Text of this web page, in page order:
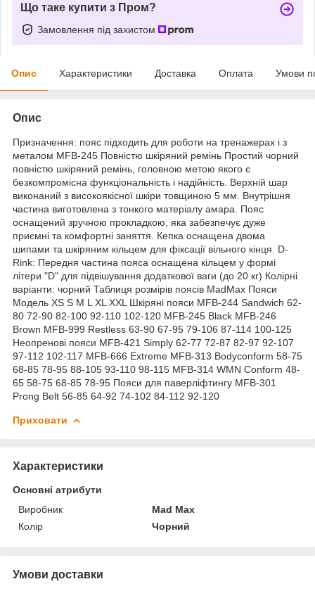
Що таке купити з Пром?
Замовлення під захистом
Опис Характеристики Доставка Оплата Умови
Опис
Призначення: пояс підходить для роботи на тренажерах і з
металом MFB-245 Повністю шкіряний ремінь Простий чорний
повністю шкіряний ремінь, головною метою якого є
безкомпромісна функціональність і надійність. Верхній шар
виконаний з високоякісної шкіри товщиною 5 мм. Внутрішня
частина виготовлена з тонкого матеріалу амара. Пояс
оснащений зручною прокладкою, яка забезпечує дуже
приємні та комфортні заняття. Кепка оснащена двома
шипами та шкіряним кільцем для фіксації вільного кінця. D-
Rink: Передня частина пояса оснащена кільцем у формі
літери "D" для підвішування додаткової ваги (до 20 кг) Колірні
варіанти: чорний Таблиця розмірів поясів MadMax Пояси
Модель XS S M L XL XXL Шкіряні пояси MFB-244 Sandwich 62-
80 72-90 82-100 92-110 102-120 MFB-245 Black MFB-246
Brown MFB-999 Restless 63-90 67-95 79-106 87-114 100-125
Неопренові пояси MFB-421 Simply 62-77 72-87 82-97 92-107
97-112 102-117 MFB-666 Extreme MFB-313 Bodyconform 58-75
68-85 78-95 88-105 93-110 98-115 MFB-314 WMN Conform 48-
65 58-75 68-85 78-95 Пояси для паверліфтингу MFB-301
Prong Belt 56-85 64-92 74-102 84-112 92-120
Приховати
Характеристики
Основні атрибути
Виробник
Mad Max
Колір
Чорний
Умови доставки